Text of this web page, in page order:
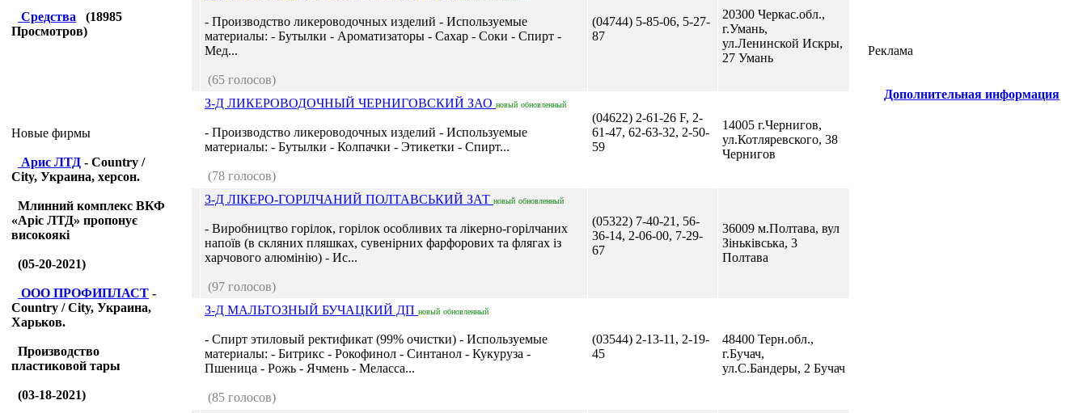
Средства (18985
Просмотров)
Новые фирмы
Арис ЛТД - Country /
City, Украина, херсон.
Млинний комплекс ВКФ
«Аріс ЛТД» пропонує
високоякі
(05-20-2021)
ООО ПРОФИПЛАСТ -
Country / City, Украина,
Харьков.
Производство
пластиковой тары
(03-18-2021)
- Производство ликероводочных изделий - Используемые
материалы: - Бутылки - Ароматизаторы - Сахар - Соки - Спирт -
Мед...
(65 голосов)
(04744) 5-85-06, 5-27-
87
20300 Черкас.обл.,
г.Умань,
ул.Ленинской Искры,
27 Умань
З-Д ЛИКЕРОВОДОЧНЫЙ ЧЕРНИГОВСКИЙ ЗАО новый обновленный
- Производство ликероводочных изделий - Используемые
материалы: - Бутылки - Колпачки - Этикетки - Спирт...
(78 голосов)
(04622) 2-61-26 F, 2-
61-47, 62-63-32, 2-50-
59
14005 г.Чернигов,
ул.Котляревского, 38
Чернигов
З-Д ЛІКЕРО-ГОРІЛЧАНИЙ ПОЛТАВСЬКИЙ ЗАТ новый обновленный
- Виробництво горілок, горілок особливих та лікерно-горілчаних
напоїв (в скляних пляшках, сувенірних фарфорових та флягах із
харчового алюмінію) - Ис...
(97 голосов)
(05322) 7-40-21, 56-
36-14, 2-06-00, 7-29-
67
36009 м.Полтава, вул
Зіньківська, 3
Полтава
З-Д МАЛЬТОЗНЫЙ БУЧАЦКИЙ ДП новый обновленный
- Спирт этиловый ректификат (99% очистки) - Используемые
материалы: - Битрикс - Рокофинол - Синтанол - Кукуруза -
Пшеница - Рожь - Ячмень - Меласса...
(85 голосов)
(03544) 2-13-11, 2-19-
45
48400 Терн.обл.,
г.Бучач,
ул.С.Бандеры, 2 Бучач
Реклама
Дополнительная информация